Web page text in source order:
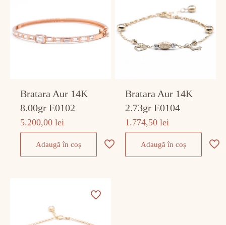
Bratara Aur 14K
8.00gr E0102
5.200,00lei
Adaugă în coș
Bratara Aur 14K
2.73gr E0104
1.774,50lei
Adaugă în coș